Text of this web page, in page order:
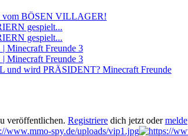
BÖSEN VILLAGER!
gespielt...
gespielt...
Minecraft Freunde 3
Minecraft Freunde 3
wird PRÄSIDENT? Minecraft Freunde
veröffentlichen. Registriere dich jetzt odermelde